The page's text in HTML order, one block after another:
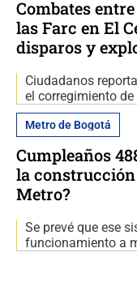
Combates
las Farc en El
disparos y
Ciudadanos
el corregimiento de
Metro de Bogotá
Cumpleaños
la
Metro?
Se prevé que ese
funcionamiento a